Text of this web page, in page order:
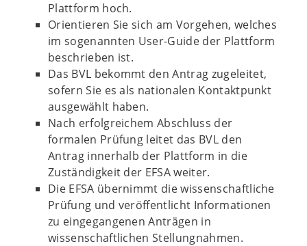
Plattform hoch.
Orientieren Sie sich am Vorgehen, welches
im sogenannten User-Guide der Plattform
beschrieben ist.
Das BVL bekommt den Antrag zugeleitet,
sofern Sie es als nationalen Kontaktpunkt
ausgewählt haben.
Nach erfolgreichem Abschluss der
formalen Prüfung leitet das BVL den
Antrag innerhalb der Plattform in die
Zuständigkeit der EFSA weiter.
Die EFSA übernimmt die wissenschaftliche
Prüfung und veröffentlicht Informationen
zu eingegangenen Anträgen in
wissenschaftlichen Stellungnahmen.